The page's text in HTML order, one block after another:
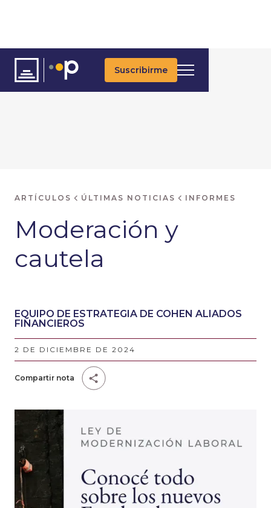
Suscribirme
ARTÍCULOS ÚLTIMAS NOTICIAS INFORMES
Moderación y
cautela
EQUIPO DE ESTRATEGIA DE COHEN ALIADOS
FINANCIEROS
2 DE DICIEMBRE DE 2024
Compartir nota